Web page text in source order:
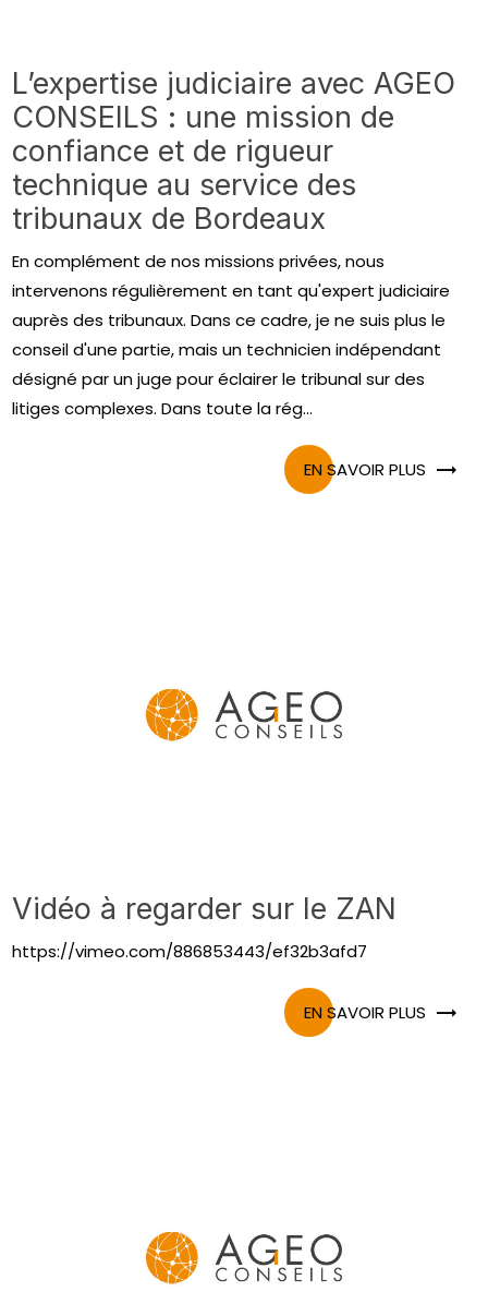
L’expertise judiciaire avec AGEO
CONSEILS : une mission de
confiance et de rigueur
technique au service des
tribunaux de Bordeaux
En complément de nos missions privées, nous
intervenons régulièrement en tant qu'expert judiciaire
auprès des tribunaux. Dans ce cadre, je ne suis plus le
conseil d'une partie, mais un technicien indépendant
désigné par un juge pour éclairer le tribunal sur des
litiges complexes. Dans toute la rég...
EN SAVOIR PLUS
Vidéo à regarder sur le ZAN
https://vimeo.com/886853443/ef32b3afd7
EN SAVOIR PLUS